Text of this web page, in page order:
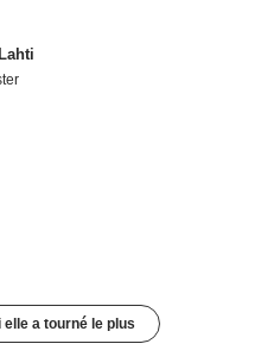
a tourné le plus